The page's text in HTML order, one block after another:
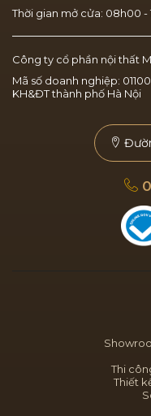
Thời gian mở cửa: 08h00
Công ty cổ phần nội thất
Mã số doanh nghiệp:
KH&ĐT thành phố Hà Nội
Thi
Thiết